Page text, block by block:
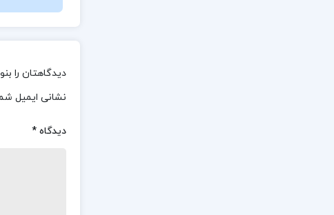
دیدگاهتان را
نشانی ایمیل
دیدگاه *